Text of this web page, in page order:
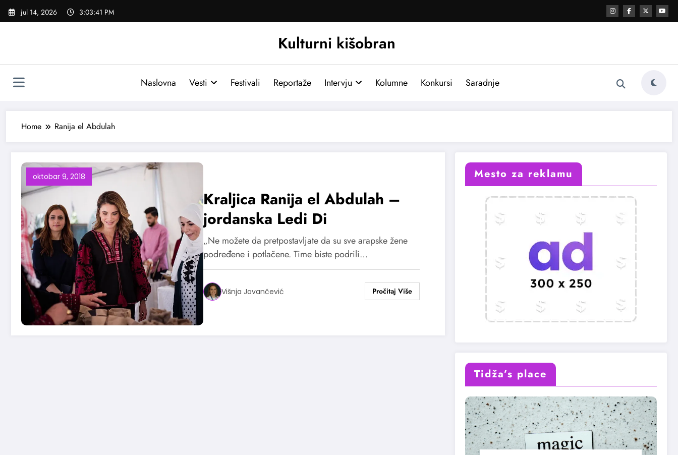
Skoči
jul 14, 2026 3:03:42 PM
Kulturni kišobran
Naslovna Vesti Festivali Reportaže Intervju Kolumne Konkursi Saradnje
Home Ranija el Abdulah
oktobar 9, 2018
Kraljica Ranija el Abdulah –
jordanska Ledi Di
„Ne možete da pretpostavljate da su sve arapske žene
podređene i potlačene. Time biste podrili…
Višnja Jovančević
Mesto za reklamu
Tidža’s place